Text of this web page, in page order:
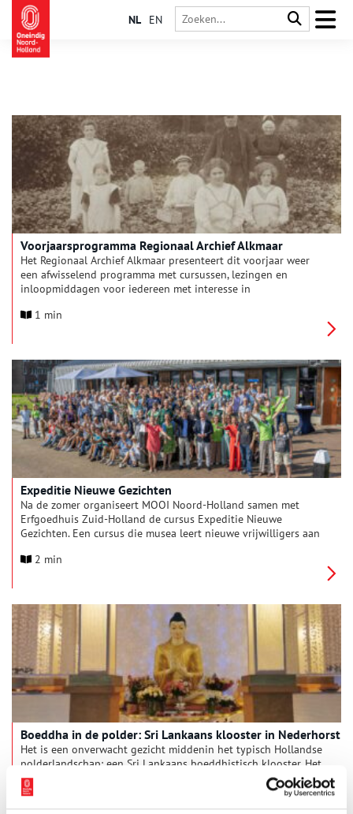
NL EN
Voorjaarsprogramma Regionaal Archief Alkmaar
Het Regionaal Archief Alkmaar presenteert dit voorjaar weer
een afwisselend programma met cursussen, lezingen en
inloopmiddagen voor iedereen met interesse in
1 min
Expeditie Nieuwe Gezichten
Na de zomer organiseert MOOI Noord-Holland samen met
Erfgoedhuis Zuid-Holland de cursus Expeditie Nieuwe
Gezichten. Een cursus die musea leert nieuwe vrijwilligers aan
2 min
Boeddha in de polder: Sri Lankaans klooster in Nederhorst
Het is een onverwacht gezicht middenin het typisch Hollandse
polderlandschap: een Sri Lankaans boeddhistisch klooster. Het
klooster is onderdeel van de Mahamevnawa-traditie en heeft
inmiddels meer dan tweehonderd leden uit heel Nederland. De
vier monniken die in het klooster wonen, varen wel bij het